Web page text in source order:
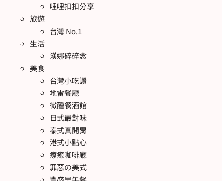
哩哩扣扣分享
旅遊
台灣 No.1
生活
漢娜碎碎念
美食
台灣小吃讚
地雷餐廳
微醺餐酒館
日式最對味
泰式真開胃
港式小點心
療癒咖啡廳
罪惡の美式